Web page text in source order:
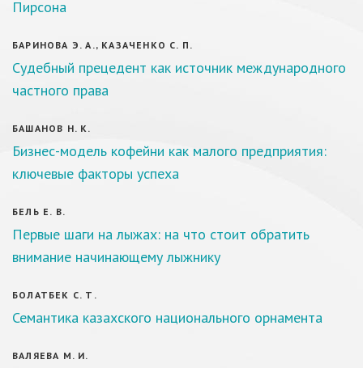
Пирсона
БАРИНОВА Э. А., КАЗАЧЕНКО С. П.
Судебный прецедент как источник международного
частного права
БАШАНОВ Н. К.
Бизнес-модель кофейни как малого предприятия:
ключевые факторы успеха
БЕЛЬ Е. В.
Первые шаги на лыжах: на что стоит обратить
внимание начинающему лыжнику
БОЛАТБЕК С. Т.
Семантика казахского национального орнамента
ВАЛЯЕВА М. И.